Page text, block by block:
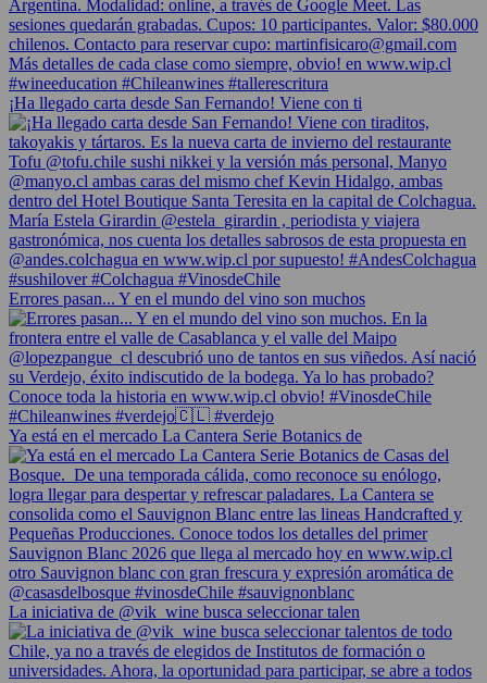
¡Ha llegado carta desde San Fernando! Viene con ti
Errores pasan... Y en el mundo del vino son muchos
Ya está en el mercado La Cantera Serie Botanics de
La iniciativa de @vik_wine busca seleccionar talen